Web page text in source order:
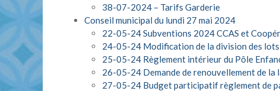
38-07-2024 – Tarifs Garderie
Conseil municipal du lundi 27 mai 2024
22-05-24 Subventions 2024 CCAS et
24-05-24 Modification de la division des
25-05-24 Règlement intérieur du Pôle
26-05-24 Demande de renouvellement de
27-05-24 Budget participatif règlement de